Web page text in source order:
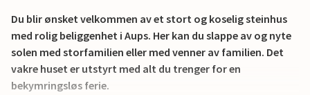
Du blir ønsket velkommen av et stort og koselig steinhus
med rolig beliggenhet i Aups. Her kan du slappe av og nyte
solen med storfamilien eller med venner av familien. Det
vakre huset er utstyrt med alt du trenger for en
bekymringsløs ferie.